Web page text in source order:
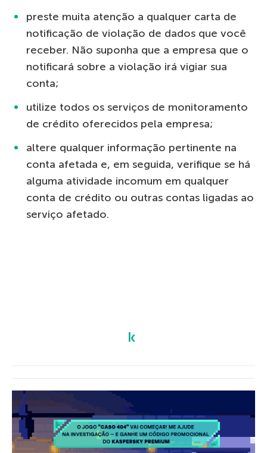
preste muita atenção a qualquer carta de
notificação de violação de dados que você
receber. Não suponha que a empresa que o
notificará sobre a violação irá vigiar sua
conta;
utilize todos os serviços de monitoramento
de crédito oferecidos pela empresa;
altere qualquer informação pertinente na
conta afetada e, em seguida, verifique se há
alguma atividade incomum em qualquer
conta de crédito ou outras contas ligadas ao
serviço afetado.